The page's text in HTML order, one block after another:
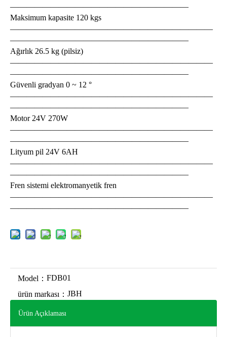
——————————————————————
Maksimum kapasite 120 kgs
—————————————————————————
——————————————————————
Ağırlık 26.5 kg (pilsiz)
—————————————————————————
——————————————————————
Güvenli gradyan 0 ~ 12 °
—————————————————————————
——————————————————————
Motor 24V 270W
—————————————————————————
——————————————————————
Lityum pil 24V 6AH
—————————————————————————
——————————————————————
Fren sistemi elektromanyetik fren
—————————————————————————
——————————————————————
Model： FDB01
ürün markası： JBH
Ürün Açıklaması